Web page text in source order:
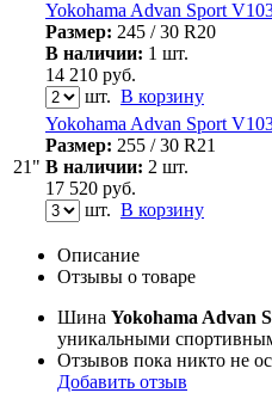
Yokohama Advan Sport
Размер: 245 / 30 R20
В наличии: 1 шт.
14 210 руб.
шт. В корзину
21"
Yokohama Advan Sport
Размер: 255 / 30 R21
В наличии: 2 шт.
17 520 руб.
шт. В корзину
Описание
Отзывы о товаре
Шина Yokohama Advan
уникальными
Отзывов пока никто не
Добавить отзыв